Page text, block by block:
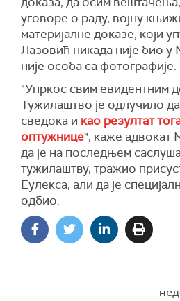
уговоре о раду, војну
материјалне доказе, који
Лазовић никада није био
није особа са фотографије.
"Упркос свим евидентним
Тужилаштво је одлучило
сведока и као резултат
оптужнице", каже адвокат
да је на последњем
тужилаштву, тражио
Еулекса, али да је
одбио.